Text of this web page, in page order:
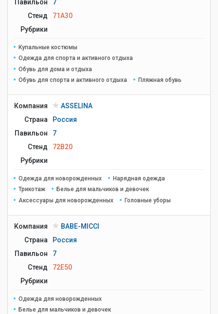
Павильон
7
Стенд
71A30
Рубрики
Купальные костюмы
Одежда для спорта и активного отдыха
Обувь для дома и отдыха
Обувь для спорта и активного отдыха
Пляжная обувь
Компания
ASSELINA
Страна
Россия
Павильон
7
Стенд
72B20
Рубрики
Одежда для новорожденных
Нарядная одежда
Трикотаж
Белье для мальчиков и девочек
Аксессуары для новорожденных
Головные уборы
Компания
BABE-MICCI
Страна
Россия
Павильон
7
Стенд
72E50
Рубрики
Одежда для новорожденных
Белье для мальчиков и девочек